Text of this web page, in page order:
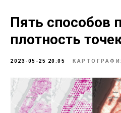
Пять способов
плотность
2023-05-25 20:05